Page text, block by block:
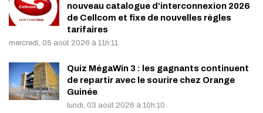
nouveau catalogue d’interconnexion 2026
de Cellcom et fixe de nouvelles règles
tarifaires
mercredi, 05 août 2026 à 11h:11
Quiz MégaWin 3 : les gagnants continuent
de repartir avec le sourire chez Orange
Guinée
lundi, 03 août 2026 à 10h:10